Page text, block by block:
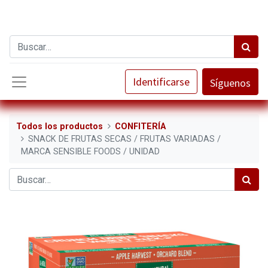
Identificarse Síguenos
Todos los productos
CONFITERÍA
SNACK DE FRUTAS SECAS / FRUTAS VARIADAS /
MARCA SENSIBLE FOODS / UNIDAD